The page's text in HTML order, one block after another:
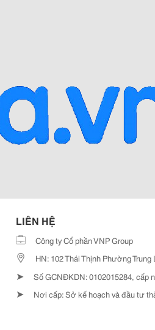
LIÊN HỆ
Công ty Cổ phần VNP Group
HN: 102 Thái Thịnh Phường
➤ Số GCNĐKDN: 0102015284, cấp
➤ Nơi cấp: Sở kế hoạch và đầu tư